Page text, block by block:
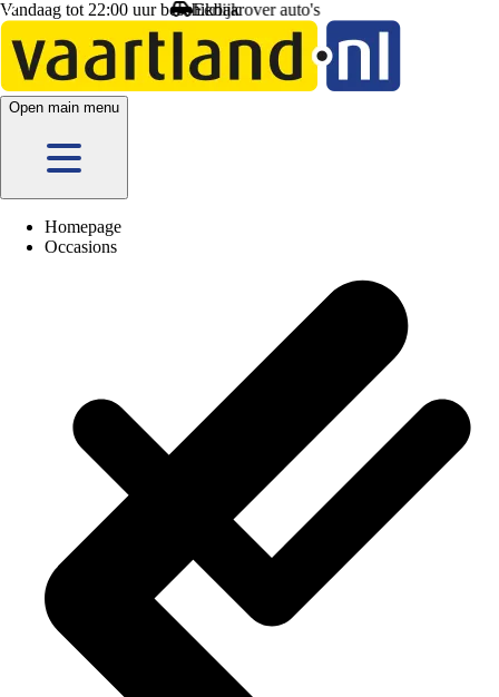
Vandaag tot 22:00 uur beschikbaar
Open main menu
Homepage
Occasions